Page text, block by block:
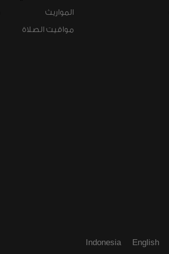
المواريث
مواقيت الصلاة
English
Indonesia